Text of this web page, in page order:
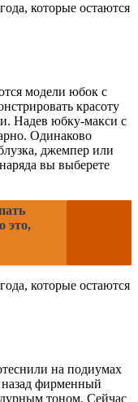
модели юбок с
красоту
Надев юбку-макси с
Одинаково
джемпер или
вы выберете
это,
на подиумах
фирменный
тоном. Сейчас